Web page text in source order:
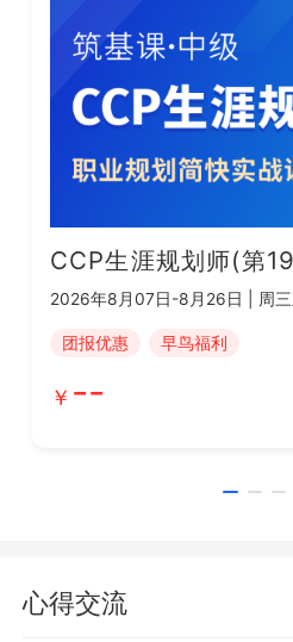
CCP生涯规划师(第
2026年8月07日-8月26日 | 周三
团报优惠 早鸟福利
--
心得交流